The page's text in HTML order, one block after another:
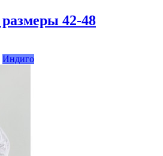
42-48
Индиго